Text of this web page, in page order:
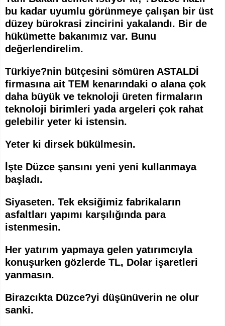
bu kadar uyumlu görünmeye çalışan bir üst
düzey bürokrasi zincirini yakalandı. Bir de
hükümette bakanımız var. Bunu
değerlendirelim.
Türkiye?nin bütçesini sömüren ASTALDİ
firmasına ait TEM kenarındaki o alana çok
daha büyük ve teknoloji üreten firmaların
teknoloji birimleri yada argeleri çok rahat
gelebilir yeter ki istensin.
Yeter ki dirsek bükülmesin.
İşte Düzce şansını yeni yeni kullanmaya
başladı.
Siyaseten. Tek eksiğimiz fabrikaların
asfaltları yapımı karşılığında para
istenmesin.
Her yatırım yapmaya gelen yatırımcıyla
konuşurken gözlerde TL, Dolar işaretleri
yanmasın.
Birazcıkta Düzce?yi düşünüverin ne olur
sanki.